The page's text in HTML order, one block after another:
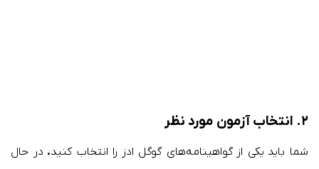
۲. انتخاب آزمون مورد نظر
شما باید یکی از گواهینامه‌های گوگل ادز را انتخاب کنید. در حال